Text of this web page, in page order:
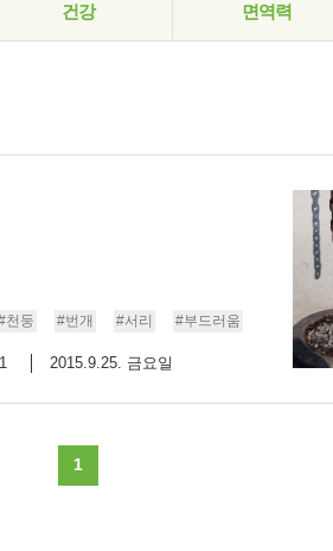
건강 면역력
천둥 #번개 #서리 #부드러움
1 2015.9.25. 금요일
1